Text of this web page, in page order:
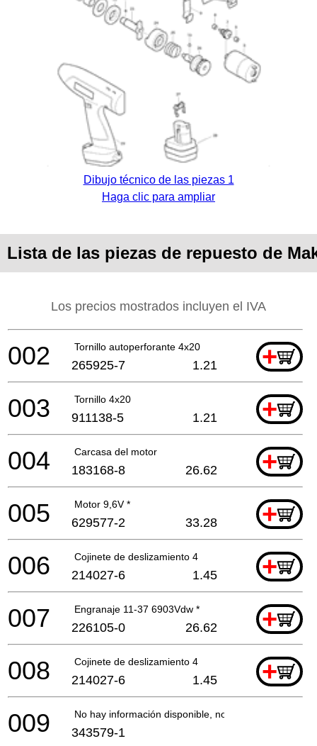
Dibujo técnico de las piezas 1
Haga clic para ampliar
Lista de las piezas de repuesto de
Los precios mostrados incluyen el IVA
Tornillo autoperforante 4x20 +
002 265925-7 1.21
Tornillo 4x20 +
003 911138-5 1.21
Carcasa del motor +
004 183168-8 26.62
Motor 9,6V * +
005 629577-2 33.28
Cojinete de deslizamiento 4 +
006 214027-6 1.45
Engranaje 11-37 6903Vdw * +
007 226105-0 26.62
Cojinete de deslizamiento 4 +
008 214027-6 1.45
No hay información disponible, no se puede pedir
009 343579-1